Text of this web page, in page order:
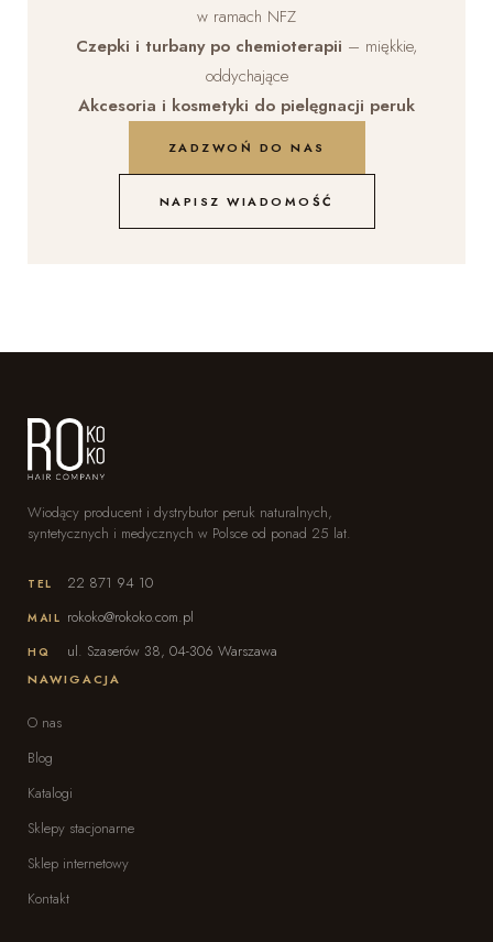
w ramach NFZ
Czepki i turbany po chemioterapii – miękkie,
oddychające
Akcesoria i kosmetyki do pielęgnacji peruk
ZADZWOŃ DO NAS
NAPISZ WIADOMOŚĆ
Wiodący producent i dystrybutor peruk naturalnych,
syntetycznych i medycznych w Polsce od ponad 25 lat.
TEL 22 871 94 10
MAIL rokoko@rokoko.com.pl
HQ ul. Szaserów 38, 04-306 Warszawa
NAWIGACJA
O nas
Blog
Katalogi
Sklepy stacjonarne
Sklep internetowy
Kontakt